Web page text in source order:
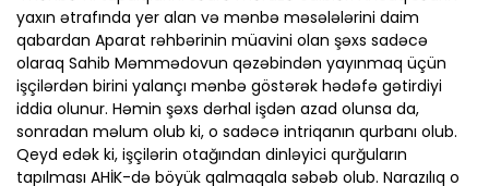
yaxın ətrafında yer alan və mənbə məsələlərini daim
qabardan Aparat rəhbərinin müavini olan şəxs sadəcə
olaraq Sahib Məmmədovun qəzəbindən yayınmaq üçün
işçilərdən birini yalançı mənbə göstərək hədəfə gətirdiyi
iddia olunur. Həmin şəxs dərhal işdən azad olunsa da,
sonradan məlum olub ki, o sadəcə intriqanın qurbanı olub.
Qeyd edək ki, işçilərin otağından dinləyici qurğuların
tapılması AHİK-də böyük qalmaqala səbəb olub. Narazılıq o